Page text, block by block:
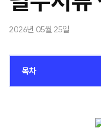
2026년 05월 25일
목차